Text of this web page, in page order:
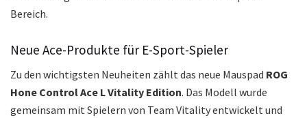
Bereich.
Neue Ace-Produkte für E-Sport-Spieler
Zu den wichtigsten Neuheiten zählt das neue Mauspad ROG
Hone Control Ace L Vitality Edition. Das Modell wurde
gemeinsam mit Spielern von Team Vitality entwickelt und